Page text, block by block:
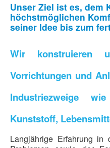
Unser Ziel ist es, dem
höchstmöglichen
seiner Idee bis zum
Wir konstruieren
Vorrichtungen und
Industriezweige
Kunststoff,
Langjährige Erfahrung in